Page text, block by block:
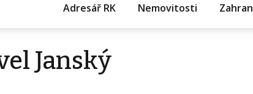
Adresář RK Nemovitosti
Janský